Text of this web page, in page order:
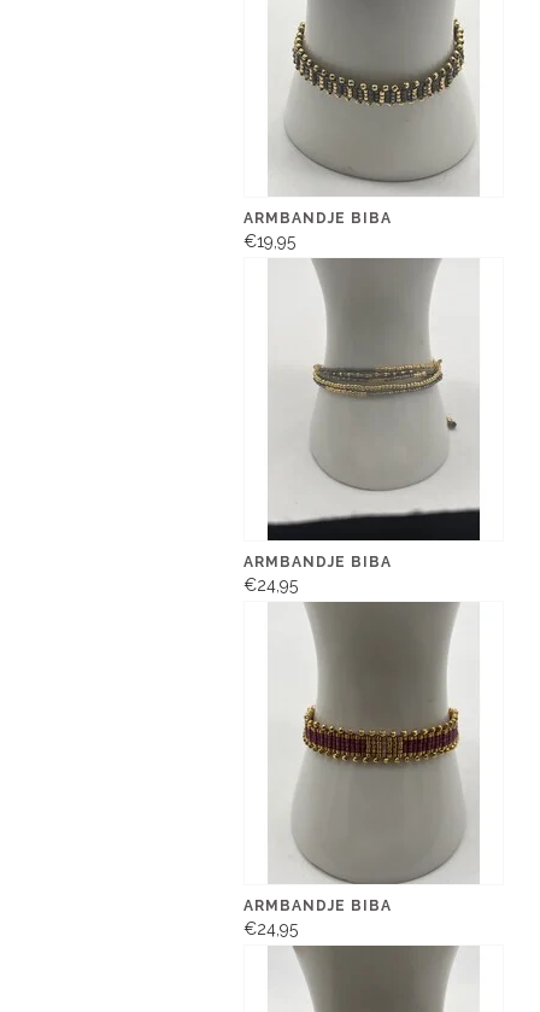
ARMBANDJE BIBA
€19,95
ARMBANDJE BIBA
€24,95
ARMBANDJE BIBA
€24,95